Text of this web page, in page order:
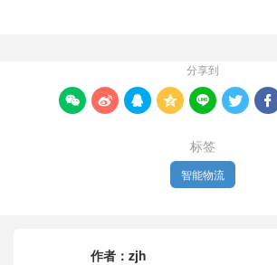
分享到
      
标签
智能物流
作者： zjh